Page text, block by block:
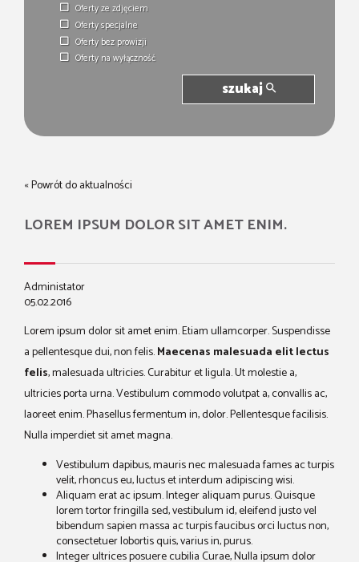
Oferty ze zdjęciem
Oferty specjalne
Oferty bez prowizji
Oferty na wyłączność
szukaj
« Powrót do aktualności
LOREM IPSUM DOLOR SIT AMET ENIM.
Administator
05.02.2016
Lorem ipsum dolor sit amet enim. Etiam ullamcorper. Suspendisse
a pellentesque dui, non felis.Maecenas malesuada elit lectus
felis, malesuada ultricies. Curabitur et ligula. Ut molestie a,
ultricies porta urna. Vestibulum commodo volutpat a, convallis ac,
laoreet enim. Phasellus fermentum in, dolor. Pellentesque facilisis.
Nulla imperdiet sit amet magna.
Vestibulum dapibus, mauris nec malesuada fames ac turpis
velit, rhoncus eu, luctus et interdum adipiscing wisi.
Aliquam erat ac ipsum. Integer aliquam purus. Quisque
lorem tortor fringilla sed, vestibulum id, eleifend justo vel
bibendum sapien massa ac turpis faucibus orci luctus non,
consectetuer lobortis quis, varius in, purus.
Integer ultrices posuere cubilia Curae, Nulla ipsum dolor